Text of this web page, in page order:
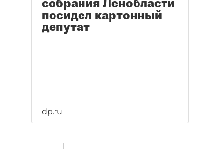
собрания Ленобласти
посидел картонный
депутат
dp.ru